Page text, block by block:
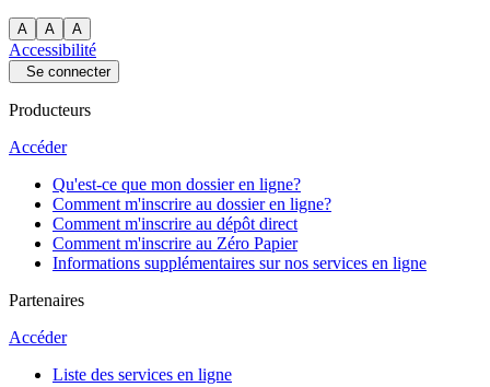
A A A
Accessibilité
Se connecter
Producteurs
Accéder
Qu'est-ce que mon dossier en ligne?
Comment m'inscrire au dossier en ligne?
Comment m'inscrire au dépôt direct
Comment m'inscrire au Zéro Papier
Informations supplémentaires sur nos services en ligne
Partenaires
Accéder
Liste des services en ligne